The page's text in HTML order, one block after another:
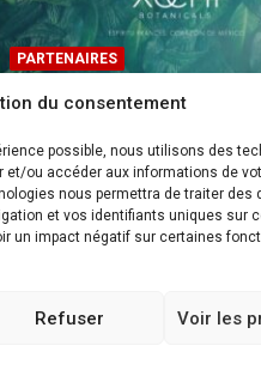
du consentement
possible, nous utilisons des
ou accéder aux informations de
nous permettra de traiter des
et vos identifiants uniques sur
un impact négatif sur certaines
Refuser Voir les
PARTENAIRES
Devenez Ambassadeur
BOTANICALS – « El
francés con corazón de
México! »
24 août 2022 Rédacteur